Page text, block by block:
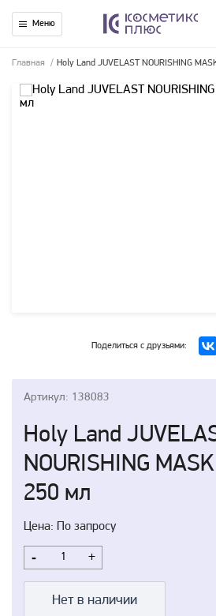
Меню
Главная / Holy Land JUVELAST NOURISHING
Поделиться с друзьями:
Артикул: 138083
Holy Land
NOURISHING
250 мл
Цена: По запросу
- +
Нет в наличии